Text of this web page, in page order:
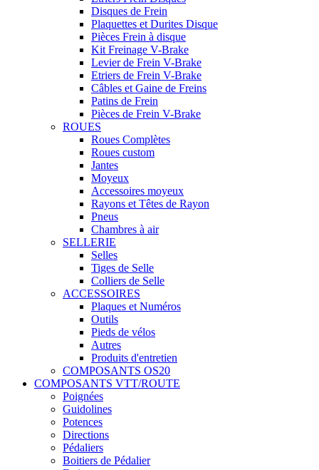
Disques de Frein
Plaquettes et Durites Disque
Pièces Frein à disque
Kit Freinage V-Brake
Levier de Frein V-Brake
Etriers de Frein V-Brake
Câbles et Gaine de Freins
Patins de Frein
Pièces de Frein V-Brake
ROUES
Roues Complètes
Roues custom
Jantes
Moyeux
Accessoires moyeux
Rayons et Têtes de Rayon
Pneus
Chambres à air
SELLERIE
Selles
Tiges de Selle
Colliers de Selle
ACCESSOIRES
Plaques et Numéros
Outils
Pieds de vélos
Autres
Produits d'entretien
COMPOSANTS OS20
COMPOSANTS VTT/ROUTE
Poignées
Guidolines
Potences
Directions
Pédaliers
Boitiers de Pédalier